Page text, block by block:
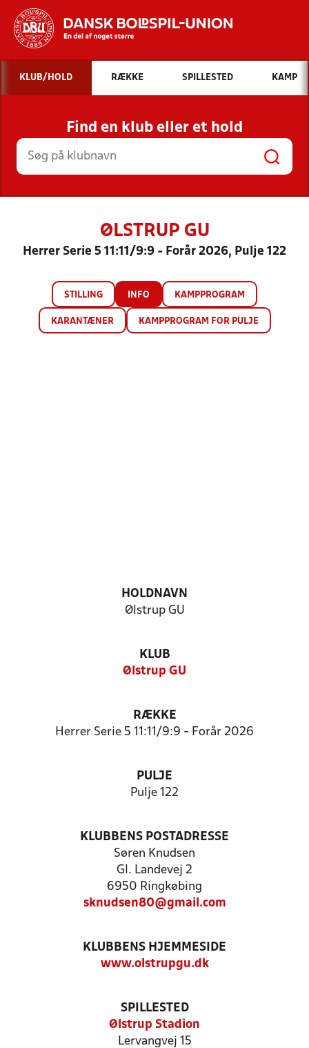
Hvad vil du søge efter?
INDHOLD OG NYHEDER
STILLINGER, RESULTATER, KLUBBER OG
HOLD
KLUB/HOLD RÆKKE SPILLESTED KAMP
Find en klub eller et hold
ØLSTRUP GU
Herrer Serie 5 11:11/9:9 - Forår 2026, Pulje 122
STILLING INFO KAMPPROGRAM
KARANTÆNER KAMPPROGRAM FOR PULJE
HOLDNAVN
Ølstrup GU
KLUB
Ølstrup GU
RÆKKE
Herrer Serie 5 11:11/9:9 - Forår 2026
PULJE
Pulje 122
KLUBBENS POSTADRESSE
Søren Knudsen
Gl. Landevej 2
6950 Ringkøbing
sknudsen80@gmail.com
KLUBBENS HJEMMESIDE
www.olstrupgu.dk
SPILLESTED
Ølstrup Stadion
Lervangvej 15